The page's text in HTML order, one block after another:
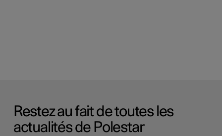
Restez au fait de toutes les
actualités de Polestar